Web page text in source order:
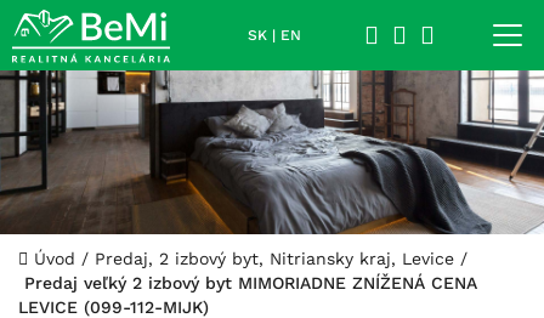
SK | EN
Úvod / Predaj, 2 izbový byt, Nitriansky kraj, Levice /
Predaj veľký 2 izbový byt MIMORIADNE ZNÍŽENÁ CENA
LEVICE (099-112-MIJK)